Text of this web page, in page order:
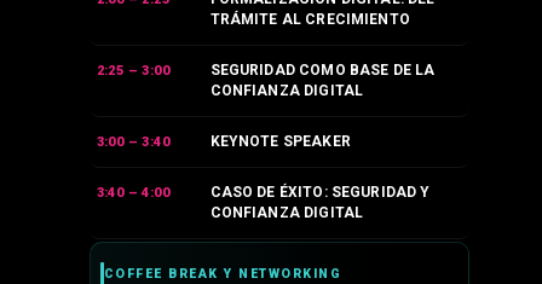
TRÁMITE AL CRECIMIENTO
2:25 – 3:00
SEGURIDAD COMO BASE DE LA
CONFIANZA DIGITAL
3:00 – 3:40 KEYNOTE SPEAKER
3:40 – 4:00
CASO DE ÉXITO: SEGURIDAD Y
CONFIANZA DIGITAL
COFFEE BREAK Y NETWORKING